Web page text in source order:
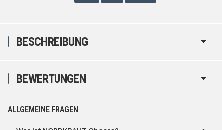
BESCHREIBUNG
BEWERTUNGEN
ALLGEMEINE FRAGEN